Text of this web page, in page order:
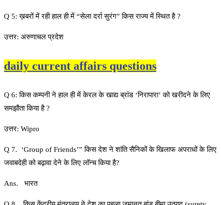
Q 5: ख़बरों में रही हाल ही में “सेला दर्रा सुरंग” किस राज्य में स्थित है ?
उत्तर: अरुणाचल प्रदेश
daily current affairs questions
Q 6: किस कम्पनी ने हाल ही में केरल के खाद्य ब्रांड ‘निरापारा’ को खरीदने के लिए
समझौता किया है ?
उत्तर: Wipro
Q 7. ‘Group of Friends’” किस देश ने शांति सैनिकों के खिलाफ अपराधों के लिए
जवाबदेही को बढ़ावा देने के लिए लॉन्च किया है?
Ans. भारत